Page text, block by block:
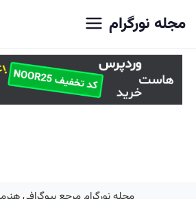
مجله نورگرام